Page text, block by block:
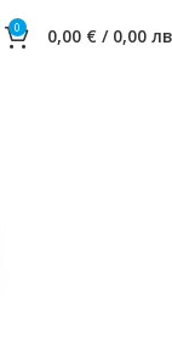
0 0,00 € / 0,00